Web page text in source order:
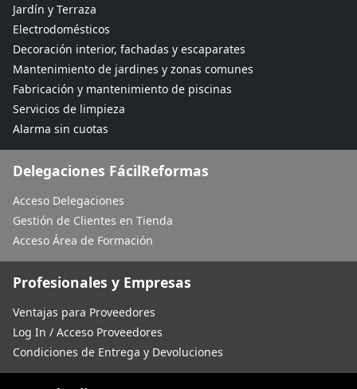
Jardín y Terraza
Electrodomésticos
Decoración interior, fachadas y escaparates
Mantenimiento de jardines y zonas comunes
Fabricación y mantenimiento de piscinas
Servicios de limpieza
Alarma sin cuotas
Delegaciones FácilReformas
Acceso Delegaciones
Gestión de Clientes en Tienda
Acceso Área de Formación
Profesionales y Empresas
Ventajas para Proveedores
Log In / Acceso Proveedores
Condiciones de Entrega y Devoluciones